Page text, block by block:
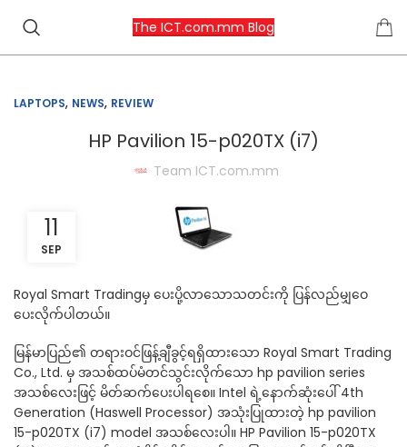
The ICT.com.mm Blog
LAPTOPS, NEWS, REVIEW
HP Pavilion 15-p020TX (i7)
Team ICT.com.mm
11
SEP
Royal Smart Tradingမှ ပေးပို့လာသောသတင်းကို ပြန်လည်မျှဝေ
ပေးလိုက်ပါတယ်။
မြန်မာပြည်၏ တရားဝင်ဖြန့်ချီခွင့်ရရှိထားသော Royal Smart Trading
Co., Ltd. မှ အသစ်ထပ်မံတင်သွင်းလိုက်သော hp pavilion series
အသစ်လေးဖြင့် မိတ်ဆက်ပေးပါရစေ။ Intel ရဲ့နောက်ဆုံးပေါ် 4th
Generation (Haswell Processor) အသုံးပြုထားတဲ့ hp pavilion
15-p020TX (i7) model အသစ်လေးပါ။ HP Pavilion 15-p020TX